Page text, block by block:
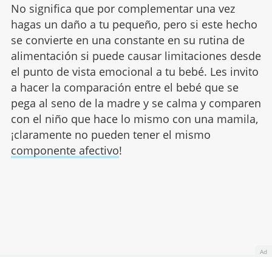
No significa que por complementar una vez
hagas un daño a tu pequeño, pero si este hecho
se convierte en una constante en su rutina de
alimentación si puede causar limitaciones desde
el punto de vista emocional a tu bebé. Les invito
a hacer la comparación entre el bebé que se
pega al seno de la madre y se calma y comparen
con el niño que hace lo mismo con una mamila,
¡claramente no pueden tener el mismo
componente afectivo!
Ad